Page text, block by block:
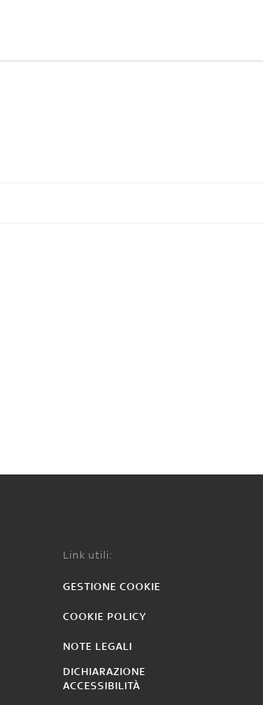
Link utili:
GESTIONE COOKIE
COOKIE POLICY
NOTE LEGALI
DICHIARAZIONE
ACCESSIBILITÀ